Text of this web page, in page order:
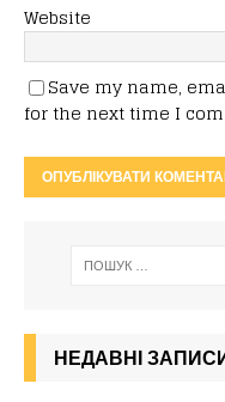
Website
Save my name,
for the next time I
НЕДАВНІ